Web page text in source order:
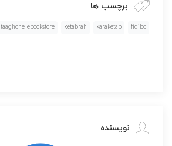
برچسب ها
fidibo
karaketab
ketabrah
taaghche_ebookstore
نویسنده